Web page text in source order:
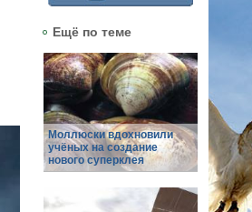
Ещё по теме
Моллюски вдохновили
учёных на создание
нового суперклея